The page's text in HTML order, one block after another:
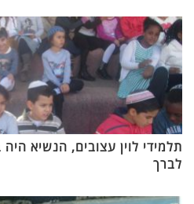
תלמידי לוין עצובים, הנשיא
לברך